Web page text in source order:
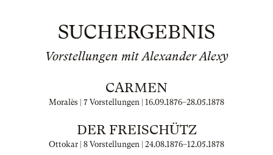
SUCHERGEBNIS
Vorstellungen mit Alexander Alexy
CARMEN
Moralès | 7 Vorstellungen | 16.09.1876–28.05.1878
DER FREISCHÜTZ
Ottokar | 8 Vorstellungen | 24.08.1876–12.05.1878